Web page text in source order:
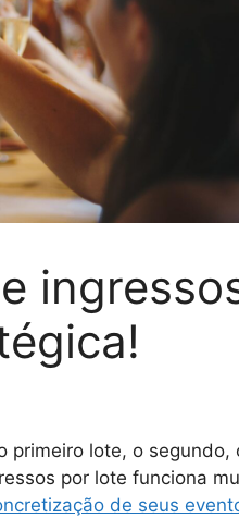
primeiro lote, o segundo,
por lote funciona
de seus